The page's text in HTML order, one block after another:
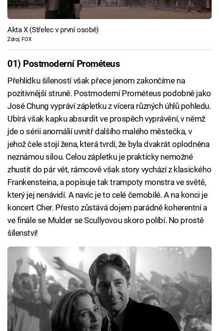
Akta X (Střelec v první osobě)
Zdroj: FOX
01) Postmoderní Prométeus
Přehlídku šíleností však přece jenom zakončíme na
pozitivnější struně. Postmoderní Prométeus podobně jako
José Chung vypráví zápletku z vícera různých úhlů pohledu.
Ubírá však kapku absurdit ve prospěch vyprávění, v němž
jde o sérii anomálií uvnitř dalšího malého městečka, v
jehož čele stojí žena, která tvrdí, že byla dvakrát oplodněna
neznámou silou. Celou zápletku je prakticky nemožné
zhustit do pár vět, rámcově však story vychází z klasického
Frankensteina, a popisuje tak trampoty monstra ve světě,
který jej nenávidí. A navíc je to celé černobílé. A na konci je
koncert Cher. Přesto zůstává dojem parádně koherentní a
ve finále se Mulder se Scullyovou skoro políbí. No prostě
šílenství!